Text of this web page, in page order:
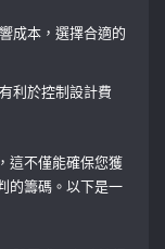
成本，選擇合適的
利於控制設計費
這不僅能確保您獲
的籌碼。以下是一